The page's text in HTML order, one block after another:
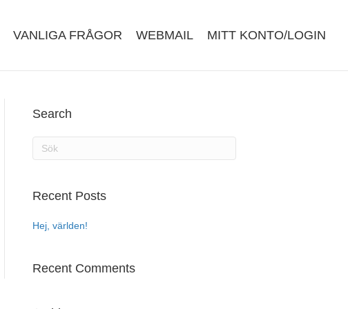
VANLIGA FRÅGOR WEBMAIL MITT KONTO/LOGIN
Search
Recent Posts
Hej, världen!
Recent Comments